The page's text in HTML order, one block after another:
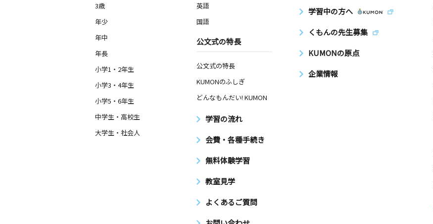
河原町松原教室
金
京都府京都市下京区河原町通松原下る植松町７１
金 土 日
京都府京都市南区唐橋羅城門町１矢取地蔵尊内
伏見中央教室
金 土
日
京都府京都市伏見区菱屋町６６７－２ ブライト
土 日
京都府京都市南区上鳥羽鍋ケ淵町５８７
3歳
年少
年中
年長
小学1・2年生
小学3・4年生
小学5・6年生
中学生・高校生
大学生・社会人
英語
国語
公文式の特長
公文式の特長
KUMONのふしぎ
どんなもんだい! KUMON
学習の流れ
会費・各種手続き
無料体験学習
教室見学
よくあるご質問
学習中の方へ
くもんの先生募集
KUMONの原点
企業情報